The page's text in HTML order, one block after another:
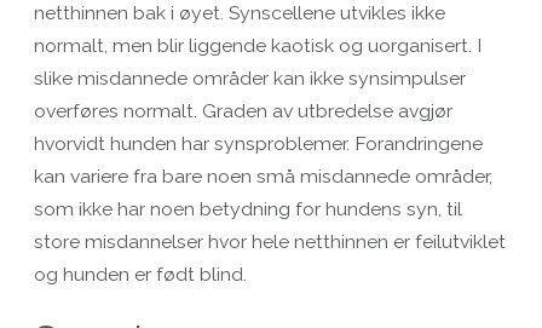
netthinnen bak i øyet. Synscellene utvikles ikke
normalt, men blir liggende kaotisk og uorganisert. I
slike misdannede områder kan ikke synsimpulser
overføres normalt. Graden av utbredelse avgjør
hvorvidt hunden har synsproblemer. Forandringene
kan variere fra bare noen små misdannede områder,
som ikke har noen betydning for hundens syn, til
store misdannelser hvor hele netthinnen er feilutviklet
og hunden er født blind.